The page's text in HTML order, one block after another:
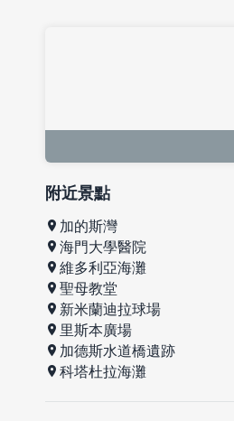
附近景點
加的斯灣
海門大學醫院
維多利亞海灘
聖母教堂
新米蘭迪拉球場
里斯本廣場
加德斯水道橋遺跡
科塔杜拉海灘